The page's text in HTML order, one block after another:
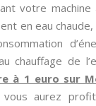
votre
en eau
chauffage de
à 1 euro sur
aurez